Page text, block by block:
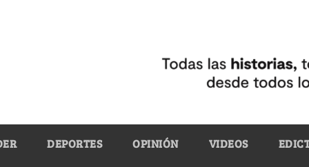
DEPORTES OPINIÓN VIDEOS